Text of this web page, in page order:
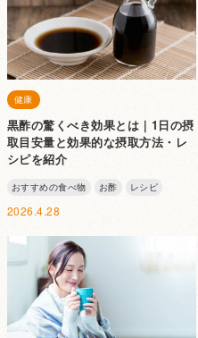
健康
黒酢の驚くべき効果とは｜1日の摂
取目安量と効果的な摂取方法・レ
シピを紹介
おすすめの食べ物 お酢 レシピ
2026.4.28